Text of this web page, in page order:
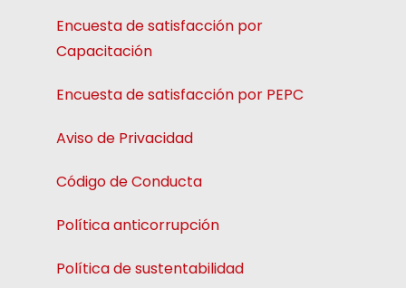
Encuesta de satisfacción por
Capacitación
Encuesta de satisfacción por PEPC
Aviso de Privacidad
Código de Conducta
Política anticorrupción
Política de sustentabilidad